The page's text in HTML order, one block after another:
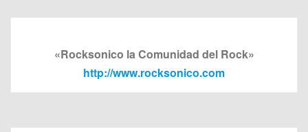
«Rocksonico la Comunidad del Rock»
http://www.rocksonico.com